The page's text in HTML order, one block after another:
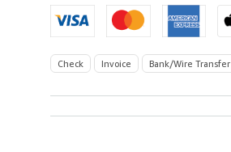
Check Invoice Bank/Wire Transfer